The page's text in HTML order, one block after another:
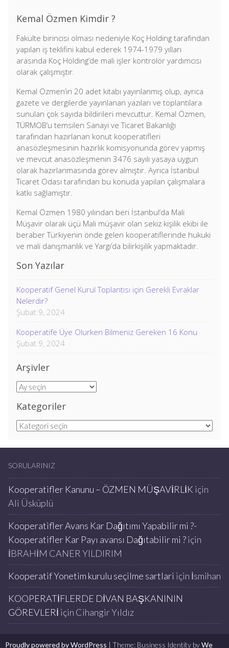
Kemal Özmen Kimdir ?
Fakülte birincisi olması nedeniyle Koç Holding tarafından
yapılan iş teklifini kabul ederek 1974-1979 yılları
arasında Koç Holding’de mali işler kontrolör yardımcısı
olarak çalışmıştır.
Kemal Özmen’in 20 adet kitabı yayınlanmış olup, ayrıca
gazete ve dergilerde yayınlanan yazıları ve toplantılara
sunulan çok sayıda bildirileri mevcuttur. Kemal Özmen,
TÜRMOB’u temsilen Sanayi ve Ticaret Bakanlığı
tarafından hazırlanan konut kooperatifleri
anasözleşmesinin hazırlık komisyonunda görev yapmış
ve mevcut anasözleşmenin 3476 sayılı yasaya uygun
olarak hazırlanmasında görev almıştır. Ayrıca İstanbul
Ticaret Odası tarafından bu konuda yapılan çalışmalara
katkı sağlamıştır.
Kemal Özmen 1980 yılından beri İstanbul’da Mali
Müşavir olarak üçü Mali müşavir olan sekiz kişilik ekibi ile
beraber Türkiyenin önde gelen kooperatiflerinde hukuki
ve mali danışmanlık ve Yargı’da bilirkişilik yapmaktadır.
Son Yazılar
Kooperatif Genel Kurul Toplantısı için Gerekli Evraklar
Nelerdir?
Şubat 9, 2024
Kooperatife Üye Olurken Bilmeniz Gereken 16 Konu
Şubat 9, 2024
Arşivler
Arşivler
Kategoriler
Kategoriler
SORULARINIZ
Kooperatifler Kanunu – ÖZMEN MÜŞAVİRLİK için
Ali Üsküplü
Kooperatifler Avans Kar Dağıtımı Yapabilir mi ?-
Kooperatifler Kar Payı avansı Dağıtabilir mi ?için
İBRAHİM CANER YILDIRIM
Kooperatif Yonetim kurulu seçilme sartlari için İsmihan
KOOPERATİFLERDE DİVAN BAŞKANININ
GÖREVLERİ için Cihangir Yıldız
Proudly powered by WordPress | Theme: Business Identity byWe